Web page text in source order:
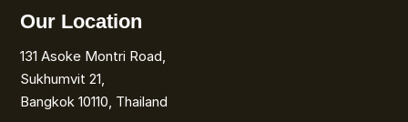
Our Location
131 Asoke Montri Road,
Sukhumvit 21,
Bangkok 10110, Thailand